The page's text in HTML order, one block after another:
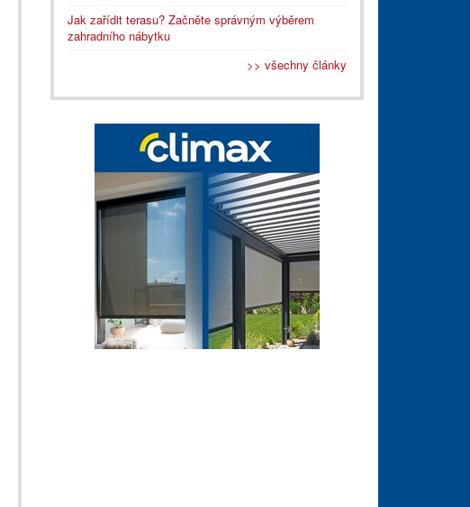
Jak zařídit terasu? Začněte správným výběrem
zahradního nábytku
>> všechny články